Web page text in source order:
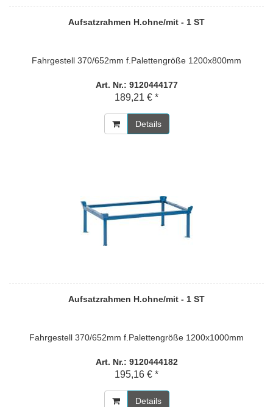
Aufsatzrahmen H.ohne/mit - 1 ST
Fahrgestell 370/652mm f.Palettengröße 1200x800mm
Art. Nr.: 9120444177
189,21 € *
Details
Aufsatzrahmen H.ohne/mit - 1 ST
Fahrgestell 370/652mm f.Palettengröße 1200x1000mm
Art. Nr.: 9120444182
195,16 € *
Details